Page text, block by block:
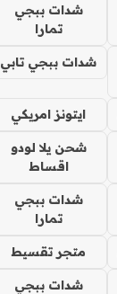
شدات ببجي
تمارا
شدات ببجي تابي
ايتونز امريكي
شحن يلا لودو
اقساط
شدات ببجي
تمارا
متجر تقسيط
شدات ببجي